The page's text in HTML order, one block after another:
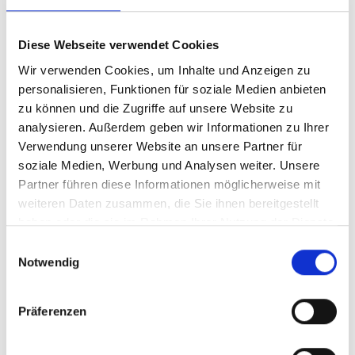
Diese Webseite verwendet Cookies
Wir verwenden Cookies, um Inhalte und Anzeigen zu
personalisieren, Funktionen für soziale Medien anbieten
zu können und die Zugriffe auf unsere Website zu
analysieren. Außerdem geben wir Informationen zu Ihrer
Verwendung unserer Website an unsere Partner für
soziale Medien, Werbung und Analysen weiter. Unsere
Partner führen diese Informationen möglicherweise mit
weiteren Daten zusammen, die Sie ihnen bereitgestellt
haben oder die sie im Rahmen Ihrer Nutzung der Dienste
Notwendig
Präferenzen
Kunststoffborsten bieten ein super
Anwendung auf Sportplätzen mit
Tennissand, Quarzsand oder
Granulat.Technische Daten:Maße: 350 mm
x 270 mmFarbe:
GrünMaterial: VollkunststoffGewicht: ca. 2
kgGummierte Unterseite (Anti-Rutsch
Beschichtung)PVC Bürsten zweifarbig
In den Warenkorb
Tennisschuh-Reiniger Ideal